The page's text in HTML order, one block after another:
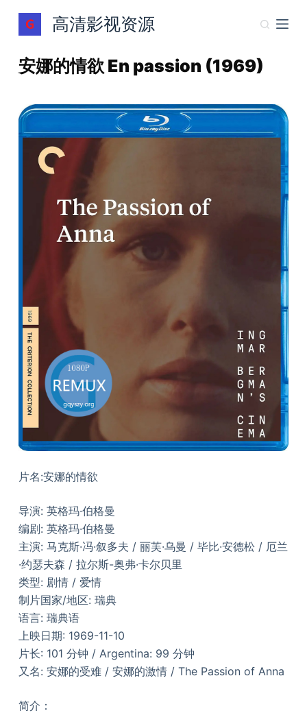
跳
过
容
高清影视资源
安娜的情欲 En passion (1969)
片名:安娜的情欲
导演: 英格玛·伯格曼
编剧: 英格玛·伯格曼
主演: 马克斯·冯·叙多夫 / 丽芙·乌曼 / 毕比·安德松 / 厄兰
·约瑟夫森 / 拉尔斯-奥弗·卡尔贝里
类型: 剧情 / 爱情
制片国家/地区: 瑞典
语言: 瑞典语
上映日期: 1969-11-10
片长: 101 分钟 / Argentina: 99 分钟
又名: 安娜的受难 / 安娜的激情 / The Passion of Anna
简介：